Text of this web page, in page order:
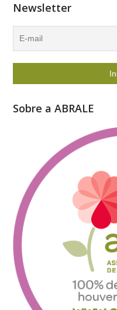
Newsletter
Sobre a ABRALE